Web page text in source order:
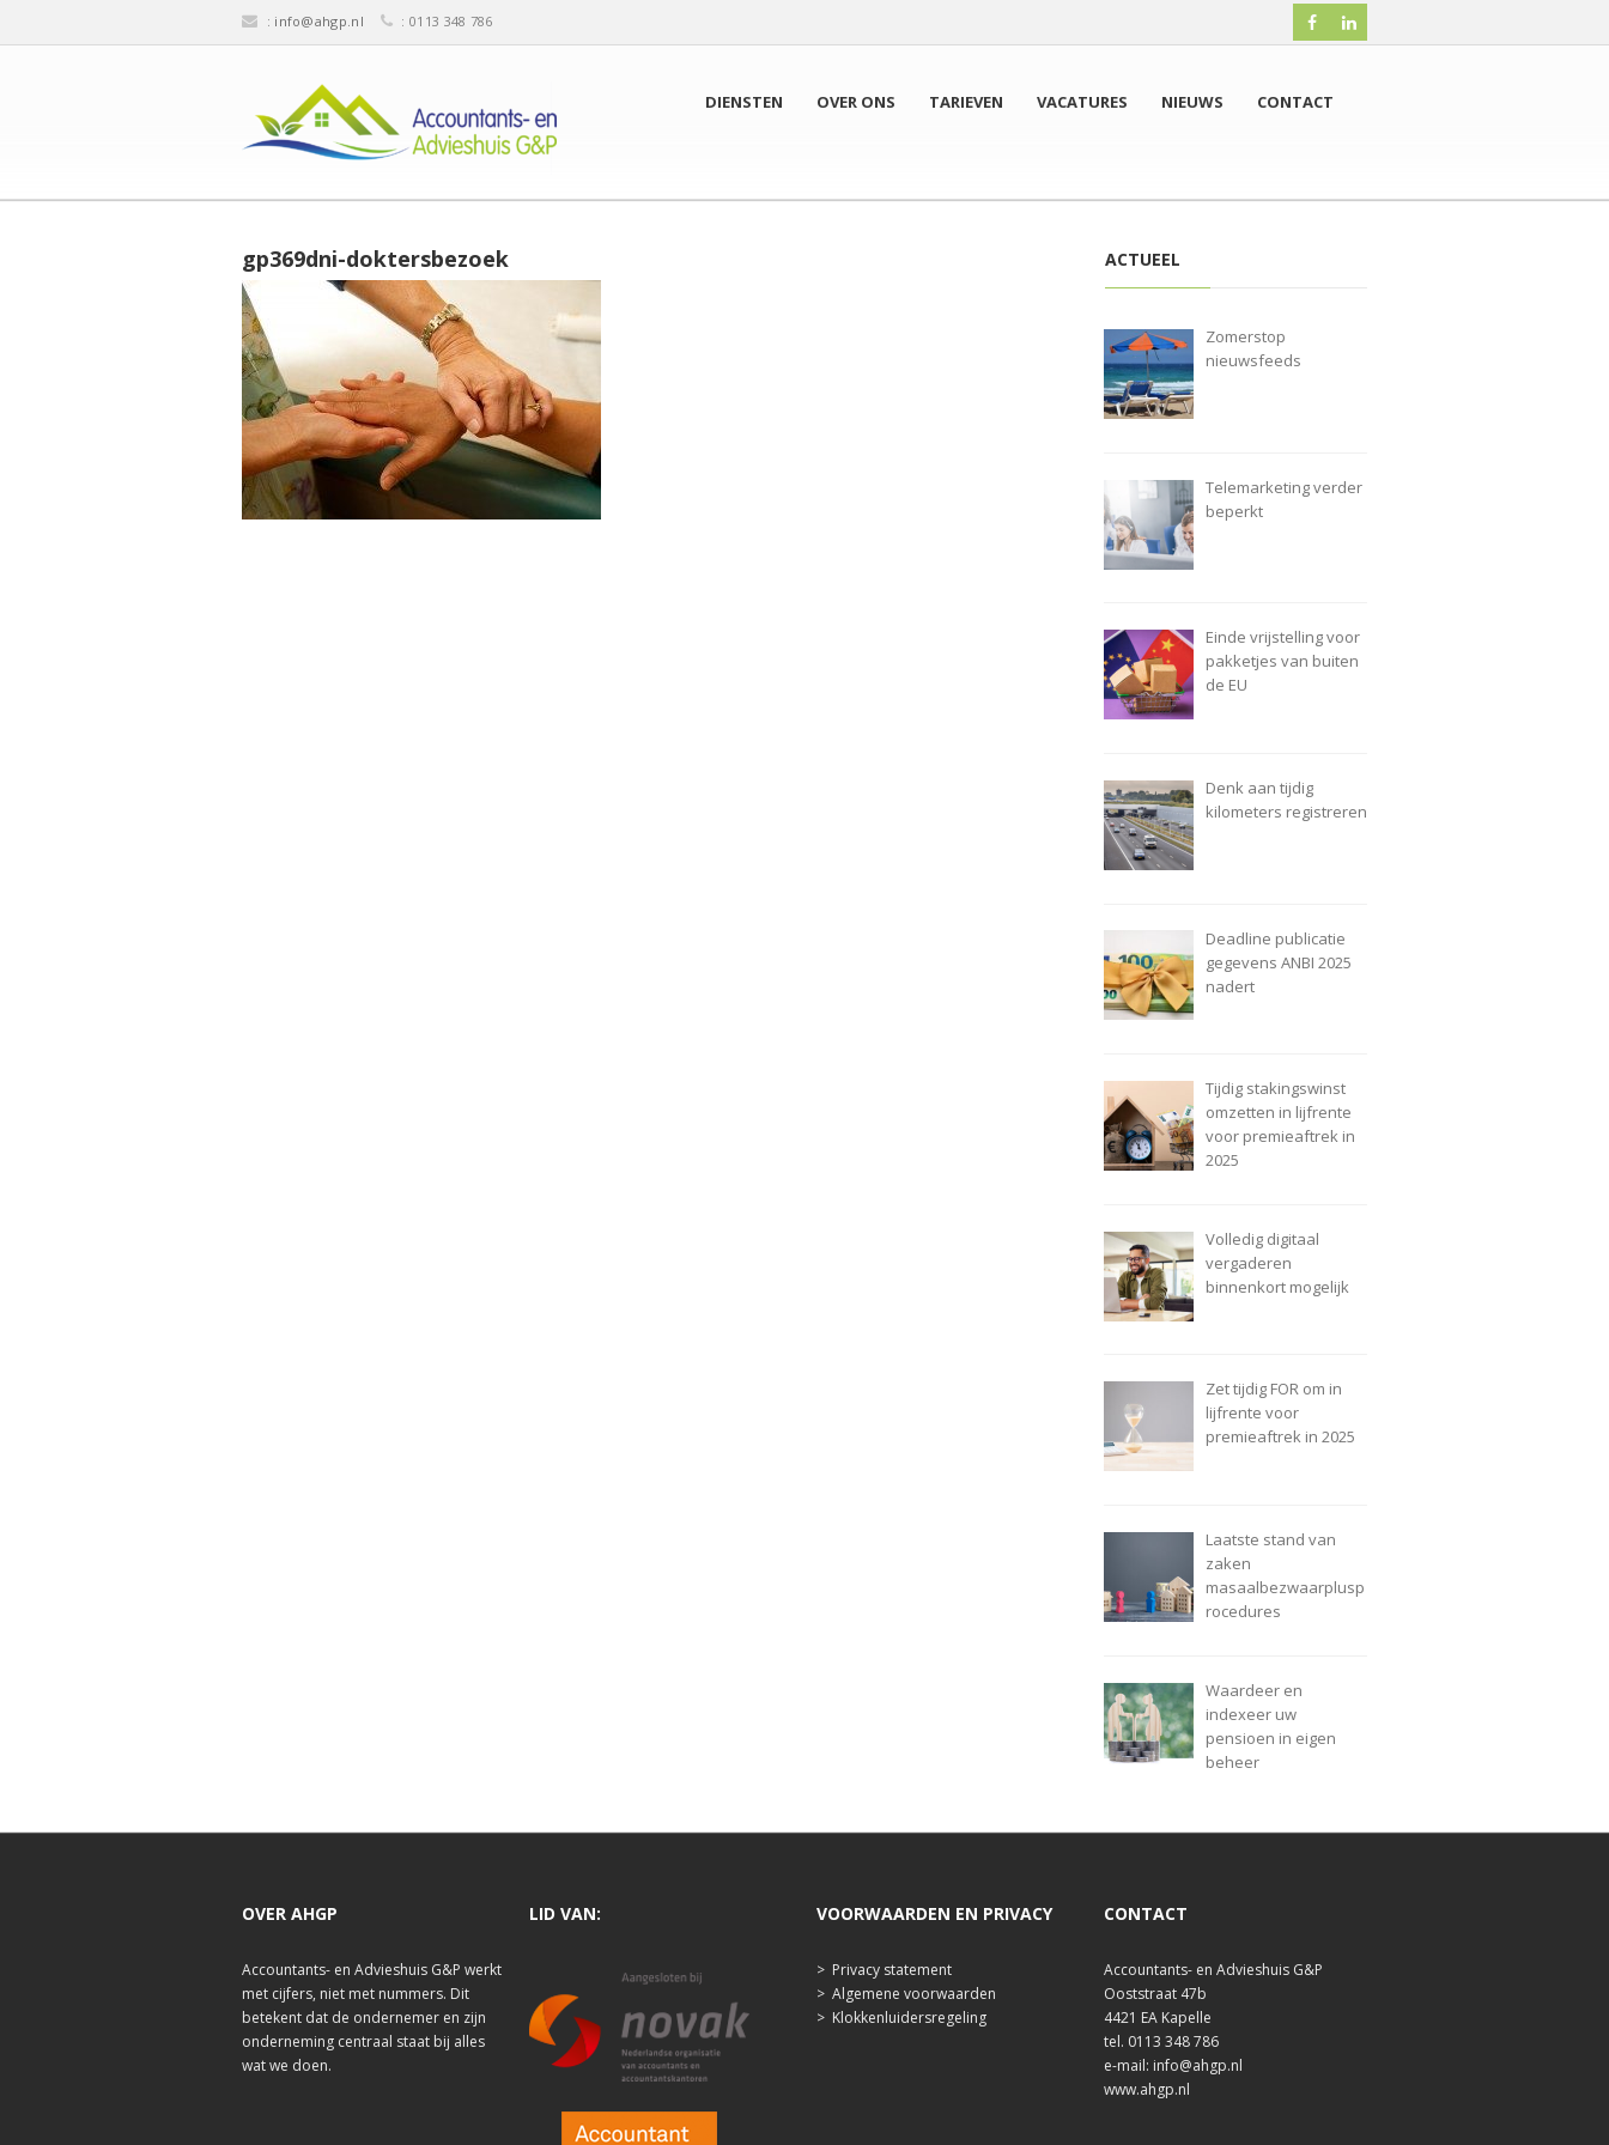
: info@ahgp.nl : 0113 348 786
DIENSTEN OVER ONS TARIEVEN VACATURES NIEUWS CONTACT
gp369dni-doktersbezoek ACTUEEL
Zomerstop
nieuwsfeeds
Telemarketing verder
beperkt
Einde vrijstelling voor
pakketjes van buiten
de EU
Denk aan tijdig
kilometers registreren
Deadline publicatie
gegevens ANBI 2025
nadert
Tijdig stakingswinst
omzetten in lijfrente
voor premieaftrek in
2025
Volledig digitaal
vergaderen
binnenkort mogelijk
Zet tijdig FOR om in
lijfrente voor
premieaftrek in 2025
Laatste stand van
zaken
masaalbezwaarplusp
rocedures
Waardeer en
indexeer uw
pensioen in eigen
beheer
OVER AHGP
Accountants- en Advieshuis G&P werkt
met cijfers, niet met nummers. Dit
betekent dat de ondernemer en zijn
onderneming centraal staat bij alles
wat we doen.
LID VAN: VOORWAARDEN EN PRIVACY
> Privacy statement
> Algemene voorwaarden
> Klokkenluidersregeling
CONTACT
Accountants- en Advieshuis G&P
Ooststraat 47b
4421 EA Kapelle
tel. 0113 348 786
e-mail: info@ahgp.nl
www.ahgp.nl